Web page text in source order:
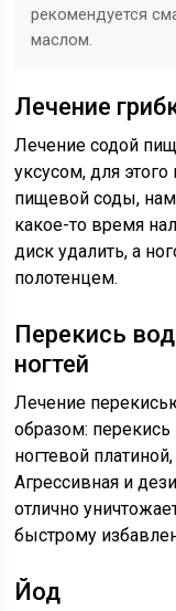
рекомендуется
маслом.
Лечение
Лечение содой
уксусом, для
пищевой соды,
какое-то время
диск удалить, а
полотенцем.
Перекись
ногтей
Лечение
образом:
ногтевой
Агрессивная и
отлично
быстрому
Йод